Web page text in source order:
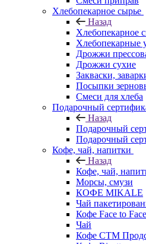
Хлебопекарное сырье
Назад
Хлебопекарное
Хлебопекарные
Дрожжи
Дрожжи сухие
Закваски,
Посыпки
Смеси для хлеба
Подарочный
Назад
Подарочный
Подарочный
Кофе, чай, напитки
Назад
Кофе, чай,
Морсы, смузи
КОФЕ MIKALE
Чай
Кофе Face to Face
Чай
Кофе СТМ